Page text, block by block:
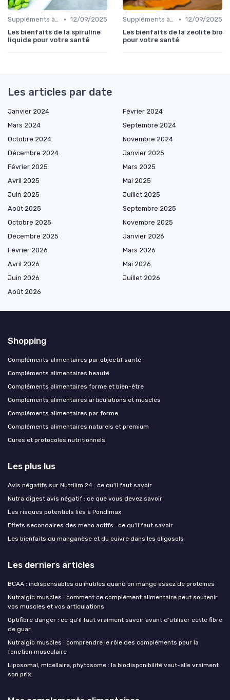
Suppléments à base de plantes • 12/09/2025
Les bienfaits de la spiruline
liquide pour votre santé
Suppléments à base de plantes • 12/09/2025
Les bienfaits de la zeolite bio
pour votre santé
Les articles par date
Janvier 2024
Février 2024
Mars 2024
Septembre 2024
Octobre 2024
Novembre 2024
Décembre 2024
Janvier 2025
Février 2025
Mars 2025
Avril 2025
Mai 2025
Juin 2025
Juillet 2025
Août 2025
Septembre 2025
Octobre 2025
Novembre 2025
Décembre 2025
Janvier 2026
Février 2026
Mars 2026
Avril 2026
Mai 2026
Juin 2026
Juillet 2026
Août 2026
Shopping
Compléments alimentaires par objectif santé
Compléments alimentaires beauté
Compléments alimentaires forme et bien-être
Compléments alimentaires articulations et muscles
Compléments alimentaires par forme
Compléments alimentaires naturels et premium
Cures et protocoles nutritionnels
Les plus lus
Avis négatifs sur Nutrilim 24 : ce qu'il faut savoir
Nutra digest avis négatif : ce que vous devez savoir
Les risques potentiels liés à Pondimax
Effets secondaires des meno actifs : ce qu'il faut savoir
Les bienfaits du manganèse et du cuivre dans les oligosols
Les derniers articles
BCAA : indispensables ou inutiles quand on mange assez de protéines
Nutralgic muscles : comment ce complément alimentaire peut soutenir
vos muscles et vos articulations
Optifibre danger : ce qu’il faut vraiment savoir avant d’utiliser cette fibre
de guar
Nutralgic muscles : comprendre le rôle des compléments pour la
fonction musculaire
Liposomal, micellaire, phytosome : la biodisponibilité vaut-elle vraiment
son prix